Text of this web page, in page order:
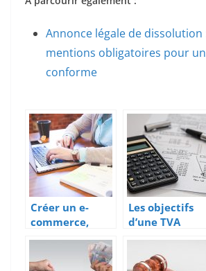
Annonce légale de dissolution
mentions obligatoires pour
conforme
Créer un e-
commerce,
démarche
administrative
s
Les objectifs
d’une TVA
utaire